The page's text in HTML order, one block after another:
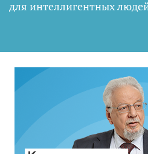
для интеллигентных